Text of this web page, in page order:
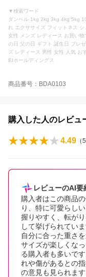
▼検索ワード
ダンベル 1kg 2kg 3kg 4kg 5kg
れ エクササイズ フィットネス
女性 メンズ レディース お買い
の日 父の日 ギフト 誕生日 プレ
ズ レディース 男性 女性 人気 お
EIホールディングス
商品番号：BDA0103
購入した人のレビュ
4.49 （
レビューのAI要
購入者はこの商品
り、特に可愛らし
握りやすく、転が
して挙げられてい
自分に合った重さ
サイズが楽しくな
る購入者も多いで
れや傷があるとの
の意見も見られます